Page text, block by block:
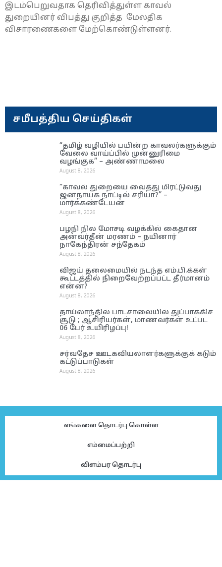
இடம்பெறுவதாக தெரிவித்துள்ள காவல்
துறையினர் விபத்து குறித்த மேலதிக
விசாரணைகளை மேற்கொண்டுள்ளனர்.
சமீபத்திய செய்திகள்
“தமிழ் வழியில் பயின்ற காவலர்களுக்கும்
வேலை வாய்ப்பில் முன்னுரிமை
வழங்குக” – அண்ணாமலை
August 8, 2026
“காவல் துறையை வைத்து மிரட்டுவது
ஜனநாயக நாட்டில் சரியா?” –
மார்க்கண்டேயன்
August 8, 2026
பழநி நில மோசடி வழக்கில் கைதான
அன்வர்தீன் மரணம் – நயினார்
நாகேந்திரன் சந்தேகம்
August 8, 2026
விஜய் தலைமையில் நடந்த எம்.பி.க்கள்
கூட்டத்தில் நிறைவேற்றப்பட்ட தீர்மானம்
என்ன?
August 8, 2026
தாய்லாந்தில் பாடசாலையில் துப்பாக்கிச்
சூடு ; ஆசிரியர்கள், மாணவர்கள் உட்பட
06 பேர் உயிரிழப்பு!
August 8, 2026
சர்வதேச ஊடகவியலாளர்களுக்குக் கடும்
கட்டுப்பாடுகள்
August 8, 2026
எங்களை தொடர்பு கொள்ள
எம்மைப்பற்றி
விளம்பர தொடர்பு